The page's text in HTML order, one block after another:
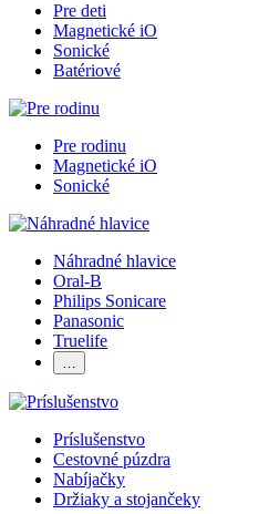
Pre deti
Magnetické iO
Sonické
Batériové
Pre rodinu
Magnetické iO
Sonické
Náhradné hlavice
Oral-B
Philips Sonicare
Panasonic
Truelife
…
Príslušenstvo
Cestovné púzdra
Nabíjačky
Držiaky a stojančeky